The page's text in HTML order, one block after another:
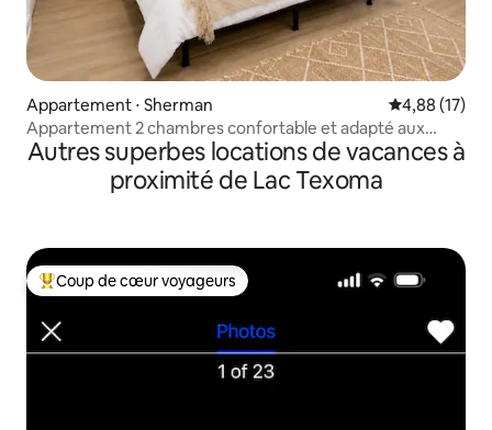
Appartement ⋅ Sherman Évaluation
4,88 (17)
Appartement 2 chambres confortable et adapté aux
professionnels + salle de sport, piscine et laverie
Autres superbes locations de vacances à
proximité de Lac Texoma
Coups de cœur voyageurs les plus appréciés
Coup de cœur voyageurs